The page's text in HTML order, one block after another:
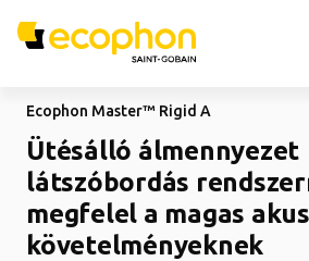
Ecophon Master™ Rigid A
Ütésálló álmennyezet
látszóbordás
megfelel a magas
követelményeknek